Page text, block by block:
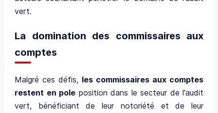
vert.
La domination des commissaires aux
comptes
Malgré ces défis, les commissaires aux comptes
restent en pole position dans le secteur de l'audit
vert, bénéficiant de leur notoriété et de leur